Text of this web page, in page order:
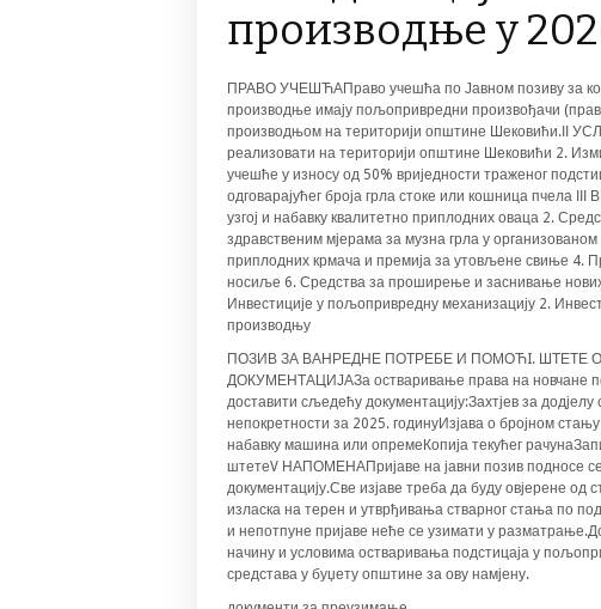
производње у
ПРАВО УЧЕШЋАПраво учешћа по Јавном позиву за
производње имају пољопривредни произвођачи
производњом на територији општине Шековићи.ІІ
реализовати на територији општине Шековићи 2.
учешће у износу од 50% вриједности траженог
одговарајућег броја грла стоке или кошница пчела
узгој и набавку квалитетно приплодних оваца 2.
здравственим мјерама за музна грла у организованом
приплодних крмача и премија за утовљене свиње 4.
носиље 6. Средства за проширење и заснивање
Инвестиције у пољопривредну механизацију 2.
производњу
ПОЗИВ ЗА ВАНРЕДНЕ ПОТРЕБЕ И ПОМОЋI. ШТЕТЕ
ДОКУМЕНТАЦИЈАЗа остваривање права на новчане
доставити сљедећу документацију:Захтјев за
непокретности за 2025. годинуИзјава о бројном
набавку машина или опремеКопија текућег
штетеV НАПОМЕНАПријаве на јавни позив подносе
документацију.Све изјаве треба да буду овјерене
изласка на терен и утврђивања стварног стања по
и непотпуне пријаве неће се узимати у
начину и условима остваривања подстицаја у
средстава у буџету општине за ову намјену.